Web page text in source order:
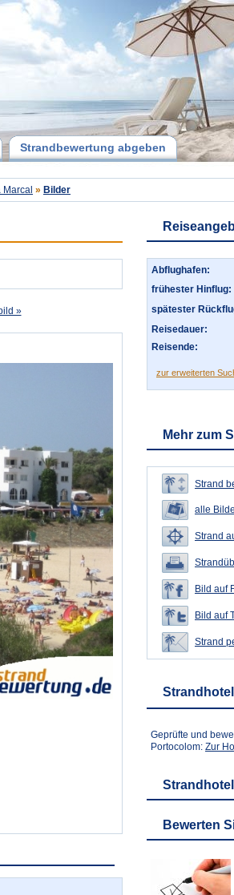
Strandbewertung abgeben
Marcal » Bilder
»
Abflughafen:
frühester Hinflug:
spätester
Reisedauer:
Reisende:
zur erweiterten
Mehr zum
Strand
alle
Strand
Bild auf
Bild auf
Strand
Geprüfte und
Portocolom: Zur
Bewerten